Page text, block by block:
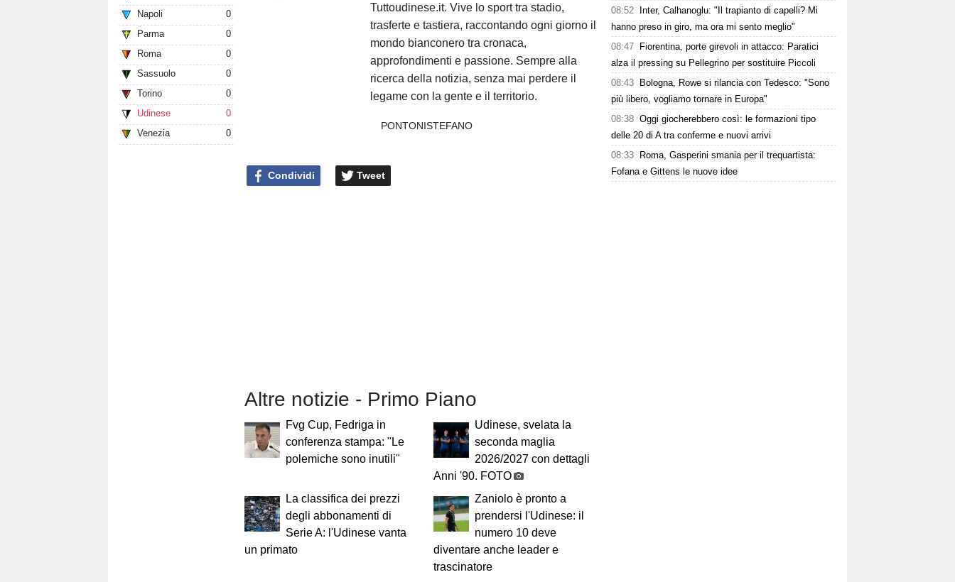
Napoli
0
Parma
0
Roma
0
Sassuolo
0
Torino
0
Udinese
0
Venezia
0
Tuttoudinese.it. Vive lo sport tra stadio,
trasferte e tastiera, raccontando ogni giorno il
mondo bianconero tra cronaca,
approfondimenti e passione. Sempre alla
ricerca della notizia, senza mai perdere il
legame con la gente e il territorio.
PONTONISTEFANO
Condividi Tweet
Altre notizie - Primo Piano
Fvg Cup, Fedriga in
conferenza stampa: "Le
polemiche sono inutili"
Udinese, svelata la
seconda maglia
2026/2027 con dettagli
Anni '90. FOTO
La classifica dei prezzi
degli abbonamenti di
Serie A: l'Udinese vanta
un primato
Zaniolo è pronto a
prendersi l'Udinese: il
numero 10 deve
diventare anche leader e
trascinatore
08:52
Inter, Calhanoglu: "Il trapianto di capelli? Mi
hanno preso in giro, ma ora mi sento meglio"
08:47
Fiorentina, porte girevoli in attacco: Paratici
alza il pressing su Pellegrino per sostituire Piccoli
08:43
Bologna, Rowe si rilancia con Tedesco: "Sono
più libero, vogliamo tornare in Europa"
08:38 Oggi giocherebbero così: le formazioni tipo
delle 20 di A tra conferme e nuovi arrivi
08:33
Roma, Gasperini smania per il trequartista:
Fofana e Gittens le nuove idee